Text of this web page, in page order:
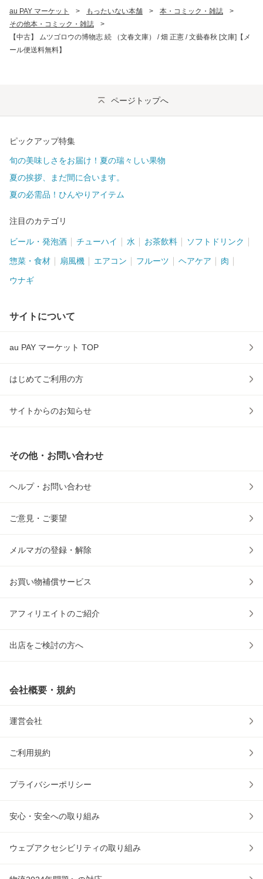
au PAY マーケット > もったいない本舗 > 本・コミック・雑誌
>
その他本・コミック・雑誌
>
【中古】 ムツゴロウの博物志 続 （文春文庫） / 畑 正憲 / 文藝春秋 [文庫]【メ
ール便送料無料】
ページトップへ
ピックアップ特集
旬の美味しさをお届け！夏の瑞々しい果物
夏の挨拶、まだ間に合います。
夏の必需品！ひんやりアイテム
注目のカテゴリ
ビール・発泡酒 チューハイ 水 お茶飲料 ソフトドリンク
惣菜・食材 扇風機 エアコン フルーツ ヘアケア 肉
ウナギ
サイトについて
au PAY マーケット TOP
はじめてご利用の方
サイトからのお知らせ
その他・お問い合わせ
ヘルプ・お問い合わせ
ご意見・ご要望
メルマガの登録・解除
お買い物補償サービス
アフィリエイトのご紹介
出店をご検討の方へ
会社概要・規約
運営会社
ご利用規約
プライバシーポリシー
安心・安全への取り組み
ウェブアクセシビリティの取り組み